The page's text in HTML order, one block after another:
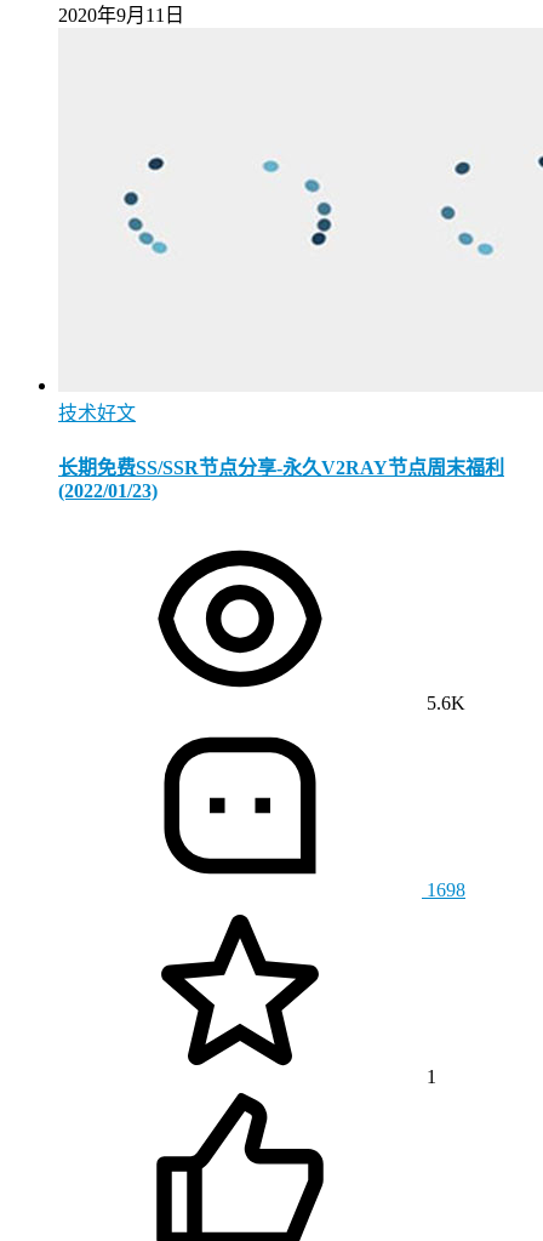
2020年9月11日
技术好文
长期免费SS/SSR节点分享-永久V2RAY节点周末福利
(2022/01/23)
5.6K
1698
1